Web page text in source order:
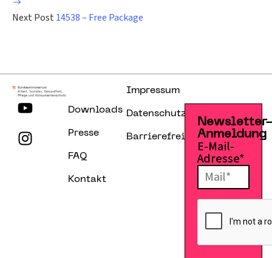
Next Post 14538 – Free Package
Downloads
Presse
FAQ
Kontakt
Impressum
Datenschutzerklärung
Barrierefreiheitserklärung
Anmeldung
E-Mail-
Adresse*